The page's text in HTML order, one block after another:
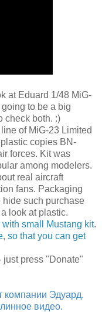
at Eduard 1/48 MiG-
to be a big
check both. :)
of MiG-23 Limited
copies BN-
forces. Kit was
among modelers.
real aircraft
fans. Packaging
hide such purchase
look at plastic.
small Mustang kit.
so that you can get
just press "Donate"
компании Эдуард.
видео.